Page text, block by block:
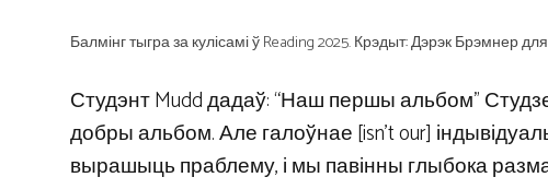
Балмінг тыгра за кулісамі ў Reading 2025. Крэдыт: Дэрэк Брэмнер
Студэнт Mudd дадаў: “Наш першы альбом”
добры альбом. Але галоўнае [isn’t our]
вырашыць праблему, і мы павінны глыбока